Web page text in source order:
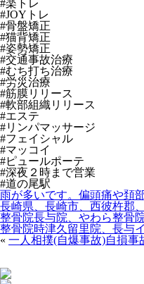
#楽トレ
#JOYトレ
#骨盤矯正
#猫背矯正
#姿勢矯正
#交通事故治療
#むち打ち治療
#労災治療
#筋膜リリース
#軟部組織リリース
#エステ
#リンパマッサージ
#フェイシャル
#マッコイ
#ピュールポーテ
#深夜２時まで営業
#道の尾駅
雨が多いです。偏頭痛や頚
長崎県、長崎市、西彼杵郡
整骨院長与院、やわら整骨
整骨院時津久留里院、長与
« 一人相撲(自爆事故)自損事